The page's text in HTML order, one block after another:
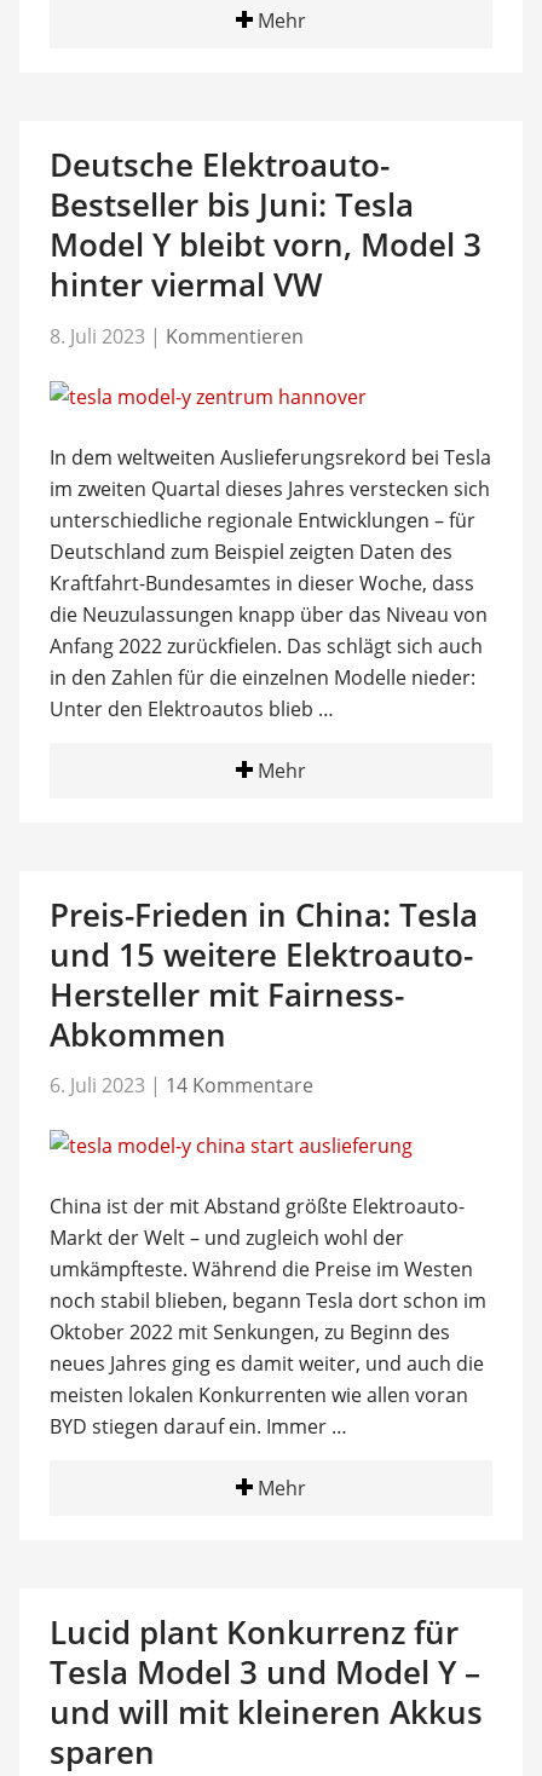
Mehr
Deutsche Elektroauto-
Bestseller bis Juni: Tesla
Model Y bleibt vorn, Model 3
hinter viermal VW
8. Juli 2023 | Kommentieren
In dem weltweiten Auslieferungsrekord bei Tesla
im zweiten Quartal dieses Jahres verstecken sich
unterschiedliche regionale Entwicklungen – für
Deutschland zum Beispiel zeigten Daten des
Kraftfahrt-Bundesamtes in dieser Woche, dass
die Neuzulassungen knapp über das Niveau von
Anfang 2022 zurückfielen. Das schlägt sich auch
in den Zahlen für die einzelnen Modelle nieder:
Unter den Elektroautos blieb …
Mehr
Preis-Frieden in China: Tesla
und 15 weitere Elektroauto-
Hersteller mit Fairness-
Abkommen
6. Juli 2023 | 14 Kommentare
China ist der mit Abstand größte Elektroauto-
Markt der Welt – und zugleich wohl der
umkämpfteste. Während die Preise im Westen
noch stabil blieben, begann Tesla dort schon im
Oktober 2022 mit Senkungen, zu Beginn des
neues Jahres ging es damit weiter, und auch die
meisten lokalen Konkurrenten wie allen voran
BYD stiegen darauf ein. Immer …
Mehr
Lucid plant Konkurrenz für
Tesla Model 3 und Model Y –
und will mit kleineren Akkus
sparen